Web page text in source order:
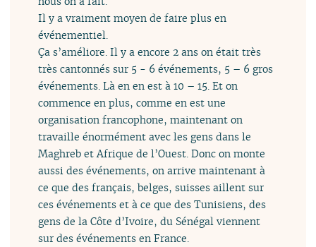
Il y a vraiment moyen de faire plus en
événementiel.
Ça s’améliore. Il y a encore 2 ans on était très
très cantonnés sur 5 - 6 événements, 5 – 6 gros
événements. Là en en est à 10 – 15. Et on
commence en plus, comme en est une
organisation francophone, maintenant on
travaille énormément avec les gens dans le
Maghreb et Afrique de l’Ouest. Donc on monte
aussi des événements, on arrive maintenant à
ce que des français, belges, suisses aillent sur
ces événements et à ce que des Tunisiens, des
gens de la Côte d’Ivoire, du Sénégal viennent
sur des événements en France.